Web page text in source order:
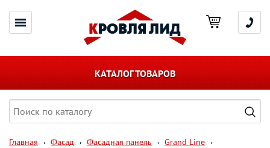
КАТАЛОГ ТОВАРОВ
Главная Фасад Фасадная панель
Grand Line